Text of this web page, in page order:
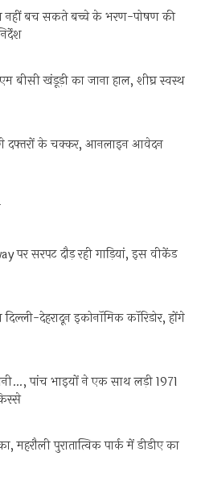
नहीं बच सकते बच्चे के भरण-पोषण की
बीसी खंडूड़ी का जाना हाल, शीघ्र स्वस्थ
दफ्तरों के चक्कर, आनलाइन आवेदन
सरपट दौड़ रही गाड़ियां, इस वीकेंड
दिल्ली-देहरादून इकोनॉमिक कॉरिडोर, होंगे
पांच भाइयों ने एक साथ लड़ी 1971
महरौली पुरातात्विक पार्क में डीडीए का